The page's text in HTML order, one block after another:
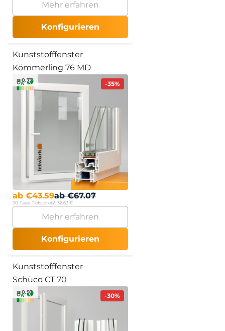
Mehr erfahren
Konfigurieren
Kunststofffenster
Kömmerling 76 MD
-35%
≥ 0.77
ab €43.59ab€67.07
30-Tage-Tiefstpreis*: 36,63 €
Mehr erfahren
Konfigurieren
Kunststofffenster
Schüco CT 70
-30%
≥ 0.93